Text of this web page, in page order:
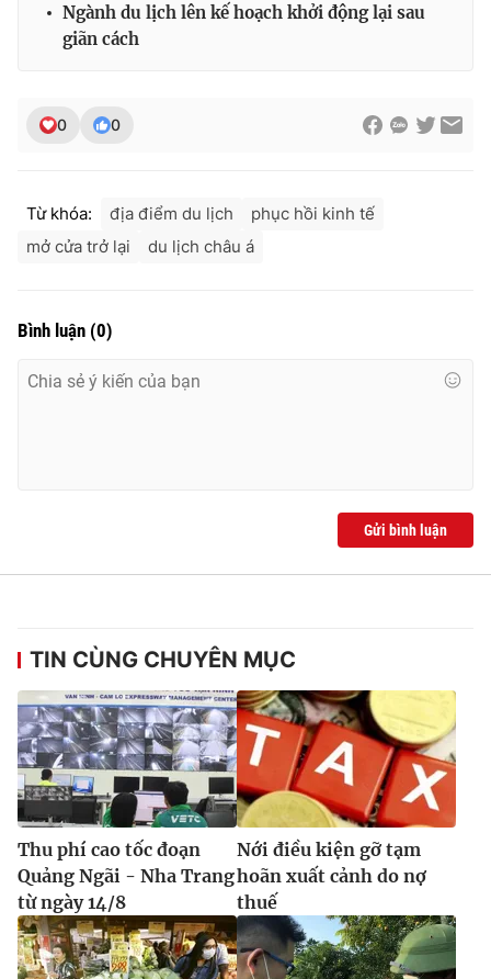
Ngành du lịch lên kế hoạch khởi động lại sau
giãn cách
0 0
Từ khóa: địa điểm du lịch
phục hồi kinh tế
mở cửa trở lại
du lịch châu á
Bình luận (0)
Gửi bình luận
TIN CÙNG CHUYÊN MỤC
Thu phí cao tốc đoạn
Quảng Ngãi - Nha Trang
từ ngày 14/8
Nới điều kiện gỡ tạm
hoãn xuất cảnh do nợ
thuế